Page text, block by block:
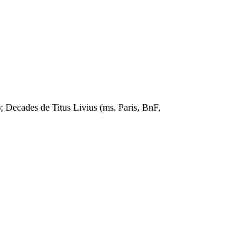
de Titus Livius (ms. Paris, BnF,